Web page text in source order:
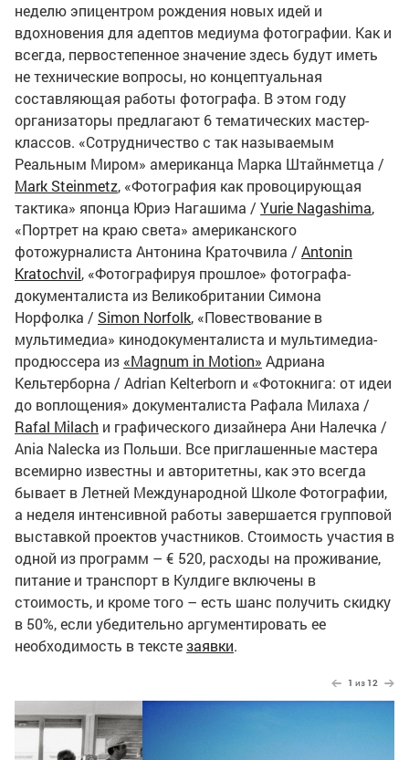
неделю эпицентром рождения новых идей и
вдохновения для адептов медиума фотографии. Как и
всегда, первостепенное значение здесь будут иметь
не технические вопросы, но концептуальная
составляющая работы фотографа. В этом году
организаторы предлагают 6 тематических мастер-
классов. «Сотрудничество с так называемым
Реальным Миром» американца Марка Штайнметца /
Mark Steinmetz, «Фотография как провоцирующая
тактика» японца Юриэ Нагашима / Yurie Nagashima,
«Портрет на краю света» американского
фотожурналиста Антонина Краточвила / Antonin
Kratochvil, «Фотографируя прошлое» фотографа-
документалиста из Великобритании Симона
Норфолка / Simon Norfolk, «Повествование в
мультимедиа» кинодокументалиста и мультимедиа-
продюссера из «Magnum in Motion» Адриана
Кельтерборна / Adrian Kelterborn и «Фотокнига: от идеи
до воплощения» документалиста Рафала Милаха /
Rafal Milach и графического дизайнера Ани Налечка /
Ania Nalecka из Польши. Все приглашенные мастера
всемирно известны и авторитетны, как это всегда
бывает в Летней Международной Школе Фотографии,
а неделя интенсивной работы завершается групповой
выставкой проектов участников. Стоимость участия в
одной из программ – € 520, расходы на проживание,
питание и транспорт в Кулдиге включены в
стоимость, и кроме того – есть шанс получить скидку
в 50%, если убедительно аргументировать ее
необходимость в текстезаявки.
1 из12